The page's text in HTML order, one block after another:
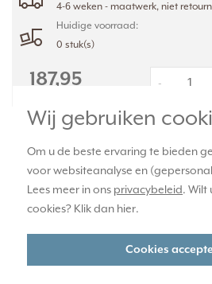
Wij gebruiken
Om u de beste ervaring te bieden
voor websiteanalyse en
Lees meer in ons privacybeleid. Wilt
cookies? Klik dan hier.
Cookies
4-6 weken - maatwerk, niet
Huidige voorraad:
0 stuk(s)
187,95 -
officiële JUNG dealer
365 dagen retourrecht
veilig kopen met